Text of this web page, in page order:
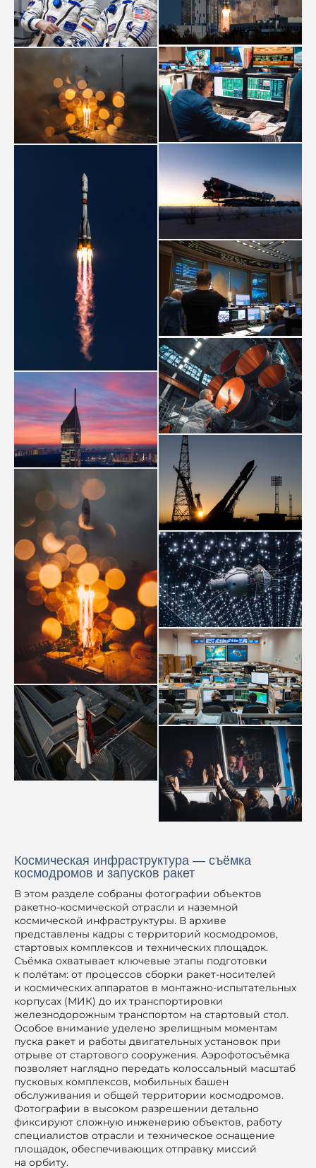
Космическая инфраструктура — съёмка
космодромов и запусков ракет
В этом разделе собраны фотографии объектов
ракетно-космической отрасли и наземной
космической инфраструктуры. В архиве
представлены кадры с территорий космодромов,
стартовых комплексов и технических площадок.
Съёмка охватывает ключевые этапы подготовки
к полётам: от процессов сборки ракет-носителей
и космических аппаратов в монтажно-испытательных
корпусах (МИК) до их транспортировки
железнодорожным транспортом на стартовый стол.
Особое внимание уделено зрелищным моментам
пуска ракет и работы двигательных установок при
отрыве от стартового сооружения. Аэрофотосъёмка
позволяет наглядно передать колоссальный масштаб
пусковых комплексов, мобильных башен
обслуживания и общей территории космодромов.
Фотографии в высоком разрешении детально
фиксируют сложную инженерию объектов, работу
специалистов отрасли и техническое оснащение
площадок, обеспечивающих отправку миссий
на орбиту.